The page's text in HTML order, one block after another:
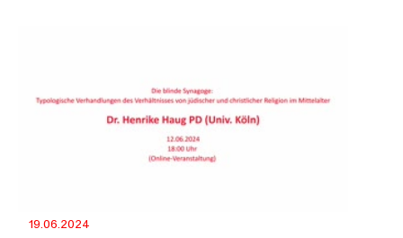
19.06.2024